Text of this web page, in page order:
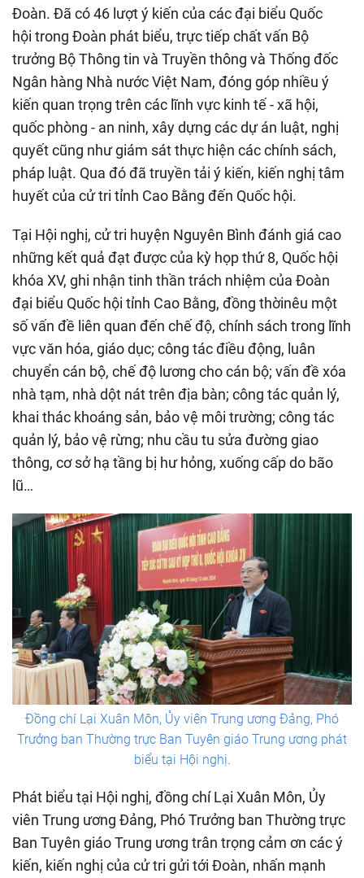
Đoàn. Đã có 46 lượt ý kiến của các đại biểu Quốc
hội trong Đoàn phát biểu, trực tiếp chất vấn Bộ
trưởng Bộ Thông tin và Truyền thông và Thống đốc
Ngân hàng Nhà nước Việt Nam, đóng góp nhiều ý
kiến quan trọng trên các lĩnh vực kinh tế - xã hội,
quốc phòng - an ninh, xây dựng các dự án luật, nghị
quyết cũng như giám sát thực hiện các chính sách,
pháp luật. Qua đó đã truyền tải ý kiến, kiến nghị tâm
huyết của cử tri tỉnh Cao Bằng đến Quốc hội.
Tại Hội nghị, cử tri huyện Nguyên Bình đánh giá cao
những kết quả đạt được của kỳ họp thứ 8, Quốc hội
khóa XV, ghi nhận tinh thần trách nhiệm của Đoàn
đại biểu Quốc hội tỉnh Cao Bằng, đồng thờinêu một
số vấn đề liên quan đến chế độ, chính sách trong lĩnh
vực văn hóa, giáo dục; công tác điều động, luân
chuyển cán bộ, chế độ lương cho cán bộ; vấn đề xóa
nhà tạm, nhà dột nát trên địa bàn; công tác quản lý,
khai thác khoáng sản, bảo vệ môi trường; công tác
quản lý, bảo vệ rừng; nhu cầu tu sửa đường giao
thông, cơ sở hạ tầng bị hư hỏng, xuống cấp do bão
lũ…
Đồng chí Lại Xuân Môn, Ủy viên Trung ương Đảng, Phó
Trưởng ban Thường trực Ban Tuyên giáo Trung ương phát
biểu tại Hội nghị.
Phát biểu tại Hội nghị, đồng chí Lại Xuân Môn, Ủy
viên Trung ương Đảng, Phó Trưởng ban Thường trực
Ban Tuyên giáo Trung ương trân trọng cảm ơn các ý
kiến, kiến nghị của cử tri gửi tới Đoàn, nhấn mạnh